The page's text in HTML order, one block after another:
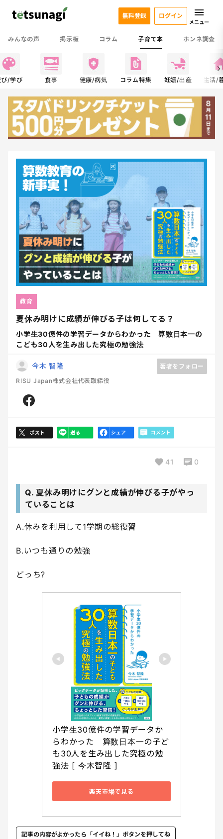
みんなの声 掲示板 コラム 子育て本 ホンネ調査
無料登録 ログイン
メニュー
び/学び 食事 健康/病気 コラム特集 妊娠/出産 生活/
夏休み明けに成績が伸びる子は何してる？
小学生30億件の学習データからわかった 算数日本一の
こども30人を生み出した究極の勉強法
教育
今木 智隆
著者をフォロー
RISU Japan株式会社代表取締役
41 0
Q. 夏休み明けにグンと成績が伸びる子がやっ
ていることは
A.休みを利用して1学期の総復習
B.いつも通りの勉強
どっち?
小学生30億件の学習データか
らわかった　算数日本一の子ど
も30人を生み出した究極の勉
強法 [ 今木智隆 ]
楽天市場で見る
記事の内容がよかったら「イイね！」ボタンを押してね